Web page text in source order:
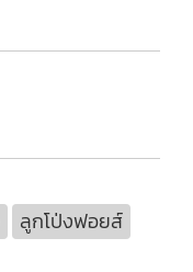
ลูกโป่งฟอยส์